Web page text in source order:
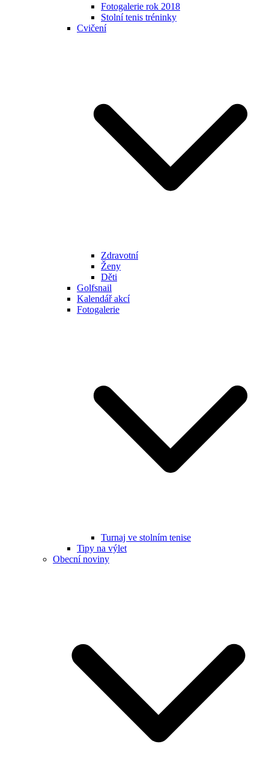
Fotogalerie rok 2018
Stolní tenis tréninky
Cvičení
Zdravotní
Ženy
Děti
Golfsnail
Kalendář akcí
Fotogalerie
Turnaj ve stolním tenise
Tipy na výlet
Obecní noviny